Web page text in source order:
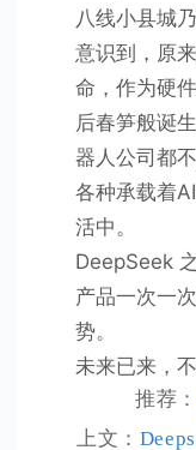
八线小县城
意识到，原
命，作为硬
后春笋般诞
器人公司都
各种承载着
活中。
DeepSeek
产品一次一
势。
未来已来，
推荐：
上文：